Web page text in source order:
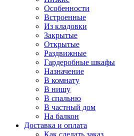
Особенности
Встроенные
Из кладовки
Закрытые
Открытые
Раздвижные
Гардеробные шкафы
Назначение
В комнату
В нишу
В спальню
В частный дом
На балкон
Доставка и оплата
Как сделать заказ